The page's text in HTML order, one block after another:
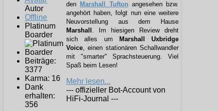
Autor
Offline
Platinum
Boarder
Beiträge:
3377
Karma: 16
Dank
erhalten:
356
den Marshall Tufton angesehen bzw.
angehört haben, folgt nun eine weitere
Neuvorstellung aus dem Hause
Marshall . Im hiesigen Review dreht
sich alles um
Marshall
Uxbridge
Voice, einen stationären Schallwandler
mit "smarter" Sprachsteuerung. Viel
Spaß beim Lesen!
Mehr lesen...
--- offizieller Bot-Account von
HiFi-Journal ---